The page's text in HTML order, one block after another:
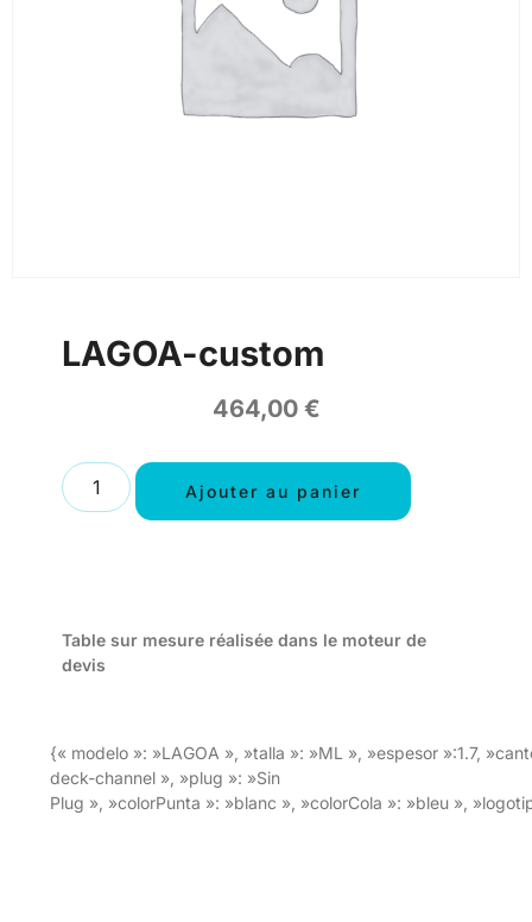
LAGOA-custom
464,00 €
Ajouter au panier
Table sur mesure réalisée dans le moteur de
devis
{« modelo »: »LAGOA », »talla »: »ML », »espesor »:1.7,
deck-channel », »plug »: »Sin
Plug », »colorPunta »: »blanc », »colorCola »: »bleu »,